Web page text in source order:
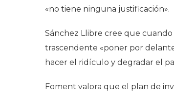
«no tiene ninguna justificación».
Sánchez Llibre cree que
trascendente «poner por
hacer el ridículo y degradar el
Foment valora que el plan de